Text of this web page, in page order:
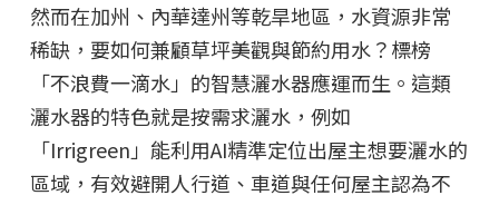
然而在加州、內華達州等乾旱地區，水資源非常
稀缺，要如何兼顧草坪美觀與節約用水？標榜
「不浪費一滴水」的智慧灑水器應運而生。這類
灑水器的特色就是按需求灑水，例如
「Irrigreen」能利用AI精準定位出屋主想要灑水的
區域，有效避開人行道、車道與任何屋主認為不